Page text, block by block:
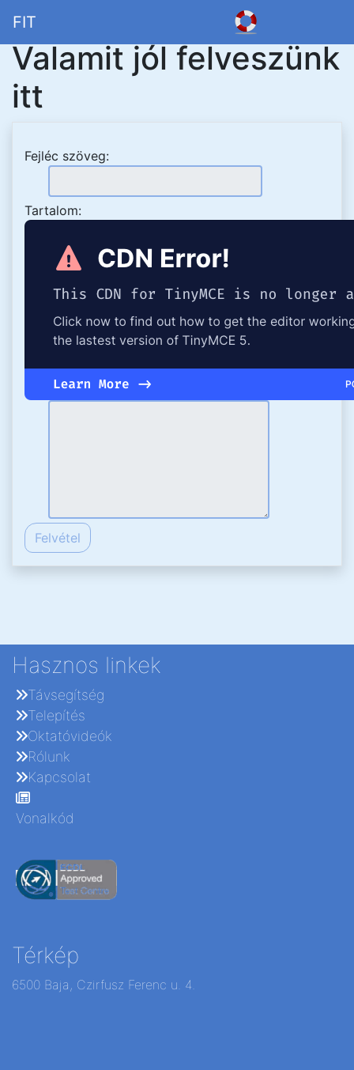
FIT
Valamit jól felveszünk
itt
Fejléc szöveg:
Tartalom:
Hasznos linkek
Távsegítség
Telepítés
Oktatóvideók
Rólunk
Kapcsolat
Vonalkód
Térkép
6500 Baja, Czirfusz Ferenc u. 4.